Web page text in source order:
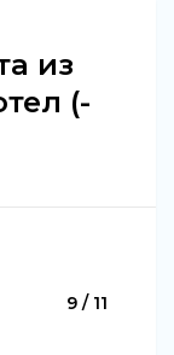
из
(-
9 / 11